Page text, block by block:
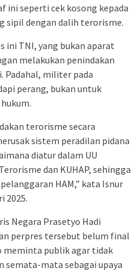
ini seperti cek kosong kepada
sipil dengan dalih terorisme.
ini TNI, yang bukan aparat
melakukan penindakan
Padahal, militer pada
perang, bukan untuk
terorisme secara
sistem peradilan pidana
diatur dalam UU
dan KUHAP, sehingga
HAM,” kata Isnur
2025.
Negara Prasetyo Hadi
perpres tersebut belum final
meminta publik agar tidak
semata-mata sebagai upaya